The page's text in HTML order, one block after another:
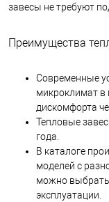
завесы не требуют
Преимущества
Современные
микроклимат в
дискомфорта
Тепловые
года.
В каталоге
моделей с
можно
эксплуатации.